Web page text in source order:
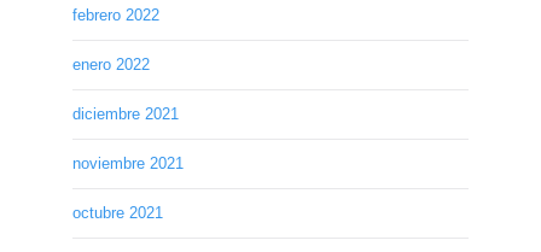
febrero 2022
enero 2022
diciembre 2021
noviembre 2021
octubre 2021